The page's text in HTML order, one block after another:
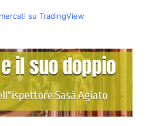
su TradingView